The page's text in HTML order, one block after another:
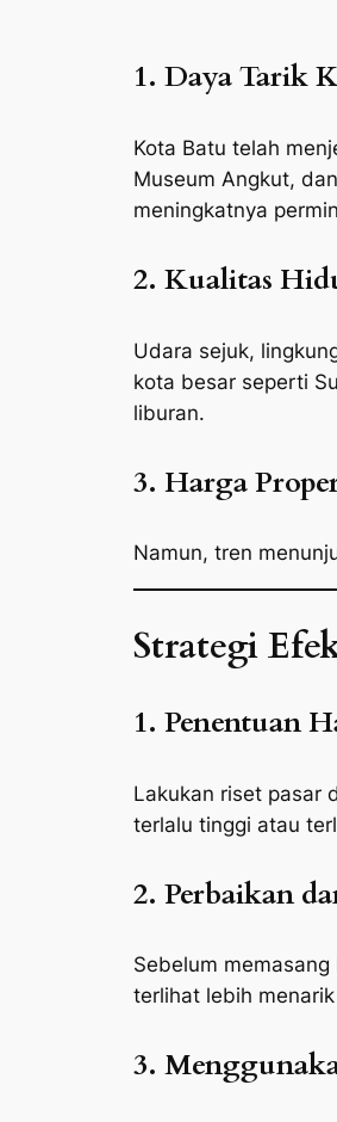
1. Daya Tarik
Kota Batu telah
Museum Angkut,
meningkatnya
2. Kualitas
Udara sejuk,
kota besar seperti
liburan.
3. Harga
Namun, tren
Strategi
1. Penentuan
Lakukan riset pasar
terlalu tinggi atau
2. Perbaikan
Sebelum
terlihat lebih
3.